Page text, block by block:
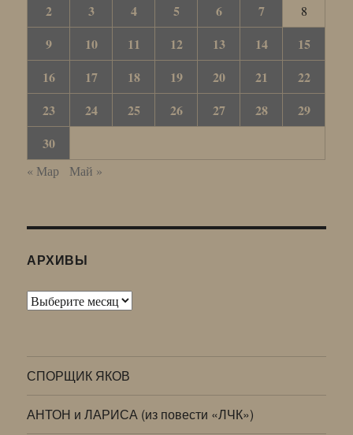
2
3 4 5 6 7 8
9 10 11 12 13 14
15
16
17 18 19 20 21
22
23
24 25 26 27 28
29
30
« Мар Май »
АРХИВЫ
Архивы
СПОРЩИК ЯКОВ
АНТОН и ЛАРИСА (из повести «ЛЧК»)